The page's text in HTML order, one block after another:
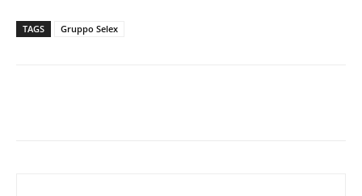
TAGS Gruppo Selex